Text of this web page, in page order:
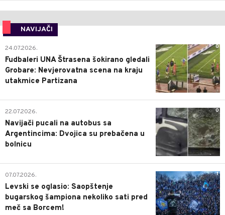
NAVIJAČI
0
24.07.2026.
Fudbaleri UNA Štrasena šokirano gledali
Grobare: Nevjerovatna scena na kraju
utakmice Partizana
0
22.07.2026.
Navijači pucali na autobus sa
Argentincima: Dvojica su prebačena u
bolnicu
1
07.07.2026.
Levski se oglasio: Saopštenje
bugarskog šampiona nekoliko sati pred
meč sa Borcem!